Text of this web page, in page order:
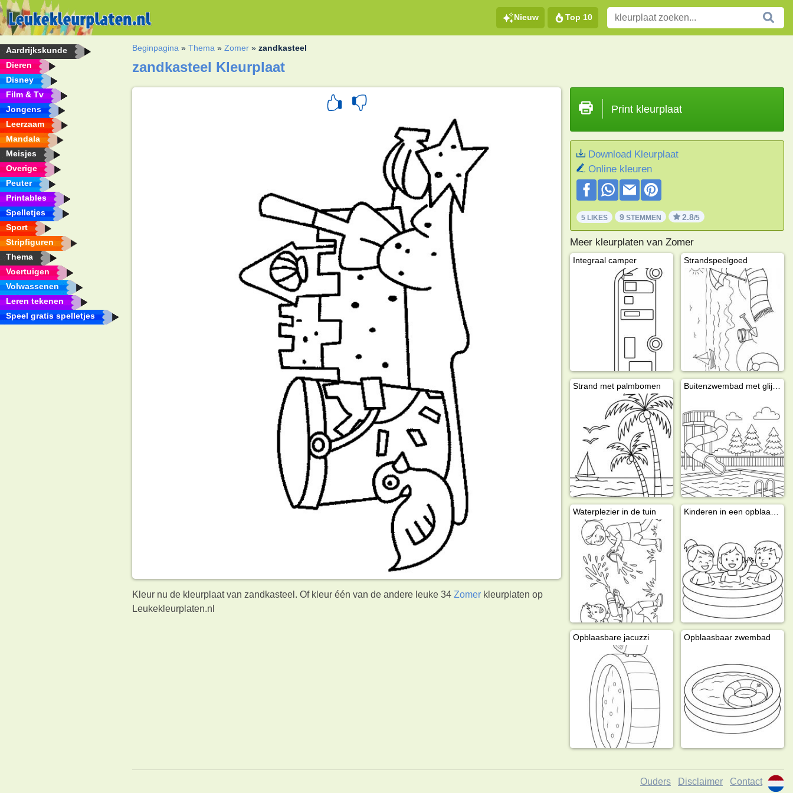
Nieuw Top 10
Aardrijkskunde
Dieren
Disney
Film & Tv
Jongens
Leerzaam
Mandala
Meisjes
Overige
Peuter
Printables
Spelletjes
Sport
Stripfiguren
Thema
Voertuigen
Volwassenen
Leren tekenen
Speel gratis spelletjes
Beginpagina »Thema »Zomer »zandkasteel
zandkasteel Kleurplaat
Kleur nu de kleurplaat van zandkasteel. Of kleur één van de andere leuke 34Zomer kleurplaten op
Leukekleurplaten.nl
Print kleurplaat
Download Kleurplaat
Online kleuren
5 LIKES 9STEMMEN 2.8/5
Meer kleurplaten van Zomer
Integraal camper Strandspeelgoed
Strand met palmbomen Buitenzwembad met glijbaan
Waterplezier in de tuin
Opblaasbare jacuzzi Opblaasbaar zwembad
Ouders Disclaimer Contact